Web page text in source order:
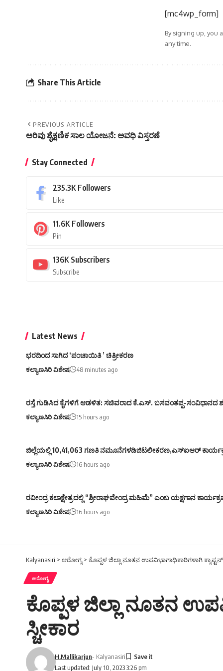
[mc4wp_form]
By signing up, you
any time.
Share This Article
PREVIOUS ARTICLE
ಅರಿವು ಶೈಕ್ಷಣಿಕ ಸಾಲ ಯೋಜನೆ: ಅವಧಿ ವಿಸ್ತರಣೆ
Stay Connected
235.3K Followers
Like
11.6K Followers
Pin
136K Subscribers
Subscribe
Latest News
ಭರದಿಂದ ಸಾಗಿದ ‘ಪಂಚಾಯಿತಿ ’ ಚಿತ್ರೀಕರಣ
ಕಲ್ಯಾಣಸಿರಿ ವಿಶೇಷ 48 minutes ago
ರಸ್ತೆ ಗುಡಿಸಿದ ಕೈಗಳಿಗೆ ಆಡಳಿತ: ಸಚಿವರಾದ ಕೆ.ಎಸ್. ಬಸವಂತಪ್ಪ-ಸಂವಿಧಾನದ
ಕಲ್ಯಾಣಸಿರಿ ವಿಶೇಷ 15 hours ago
ಜಿಲ್ಲೆಯಲ್ಲಿ 10,41,063 ಗಣತಿ ನಮೂನೆಗಳಡಿಜಿಟಲೀಕರಣ,ಎಸ್ಐಆರ್
ಕಲ್ಯಾಣಸಿರಿ ವಿಶೇಷ 16 hours ago
ರವೀಂದ್ರ ಕಲಾಕ್ಷೇತ್ರದಲ್ಲಿ “ಶ್ರೀರಾಘವೇಂದ್ರ ಮಹಿಮೆ” ಎಂಬ ಯಕ್ಷಗಾನ
ಕಲ್ಯಾಣಸಿರಿ ವಿಶೇಷ 16 hours ago
Kalyanasiri > ಆರೋಗ್ಯ > ಕೊಪ್ಪಳ ಜಿಲ್ಲಾ ನೂತನ ಉಪವಿಭಾಗಾಧಿಕಾರಿಗಳಾಗಿ
ಆರೋಗ್ಯ
ಕೊಪ್ಪಳ ಜಿಲ್ಲಾ ನೂತನ
ಸ್ಚೀಕಾರ
Last updated: July 10, 2023 3:26 pm
H.Mallikarjun- Kalyanasiri